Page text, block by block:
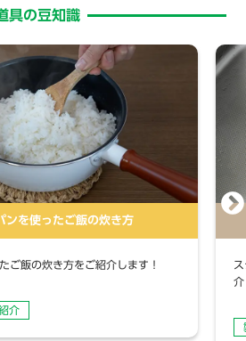
具の豆知識
ンを使ったご飯の炊き方
ご飯の炊き方をご紹介します！
介
介